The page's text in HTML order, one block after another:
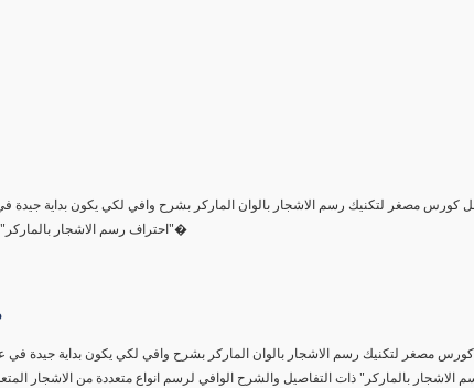
كورس مصغر لتكنيك رسم الاشجار بالوان الماركر بشرح وافي لكي يكون بداية جيدة في
"احتراف رسم الاشجار بالماركر" ذات التفاصيل والشرح الوافي لرسم انواع متعددة من الاشجار المتعددة الال�
مصغر لتكنيك رسم الاشجار بالوان الماركر بشرح وافي لكي يكون بداية جيدة في
الاشجار بالماركر" ذات التفاصيل والشرح الوافي لرسم انواع متعددة من الاشجار